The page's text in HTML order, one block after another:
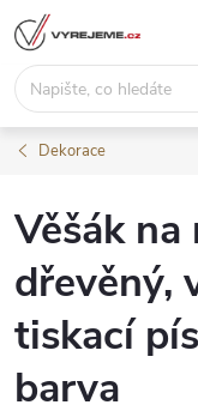
Přejít
na
obsah
Dekorace
Věšák na
dřevěný,
tiskací
barva